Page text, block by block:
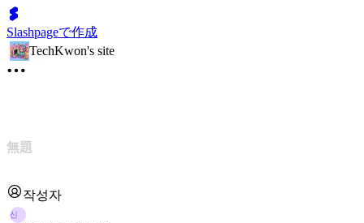
Slashpageで作成
TechKwon's site
無題
작성자
신